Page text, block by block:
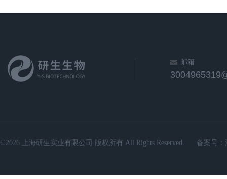
邮箱
©2026 上海研生实业有限公司 版权所有 All Rights Reserved. 备案号：